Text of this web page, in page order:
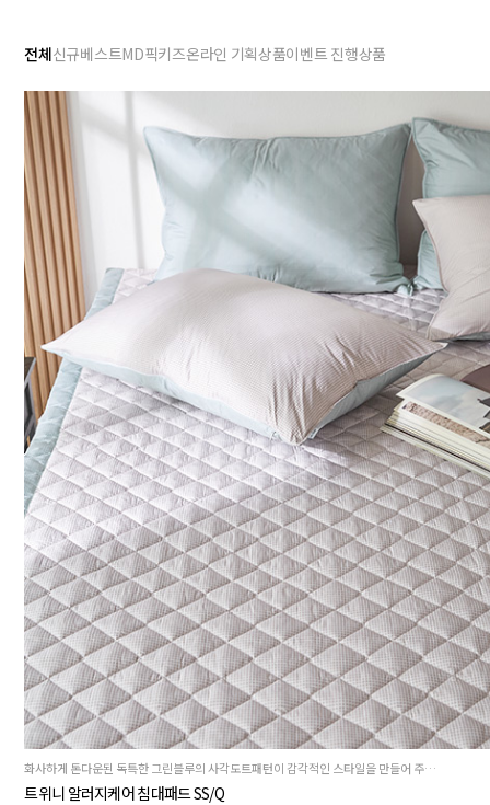
전체신규베스트MD픽키즈온라인 기획상품이벤트 진행상품
화사하게 톤다운된 독특한 그린블루의 사각도트패턴이 감각적인 스타일을 만들어 주는 트위니 침대패드 SS/Q
트위니 알러지케어 침대패드 SS/Q